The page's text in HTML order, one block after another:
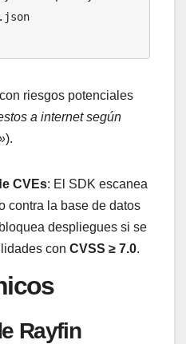
riesgos potenciales
a internet según
).
CVEs: El SDK escanea
contra la base de datos
despliegues si se
con CVSS ≥ 7.0.
Rayfin